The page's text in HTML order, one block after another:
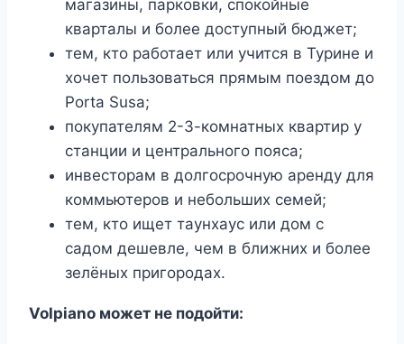
магазины, парковки, спокойные
кварталы и более доступный бюджет;
тем, кто работает или учится в Турине и
хочет пользоваться прямым поездом до
Porta Susa;
покупателям 2-3-комнатных квартир у
станции и центрального пояса;
инвесторам в долгосрочную аренду для
коммьютеров и небольших семей;
тем, кто ищет таунхаус или дом с
садом дешевле, чем в ближних и более
зелёных пригородах.
Volpiano может не подойти: